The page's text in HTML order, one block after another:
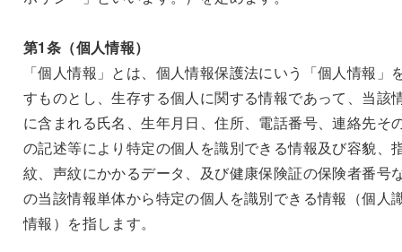
第1条（個人情報）
「個人情報」とは、個人情報保護法にいう「個人情報」
すものとし、生存する個人に関する情報であって、当該
に含まれる氏名、生年月日、住所、電話番号、連絡先そ
の記述等により特定の個人を識別できる情報及び容貌、
紋、声紋にかかるデータ、及び健康保険証の保険者番号
の当該情報単体から特定の個人を識別できる情報（個人
情報）を指します。